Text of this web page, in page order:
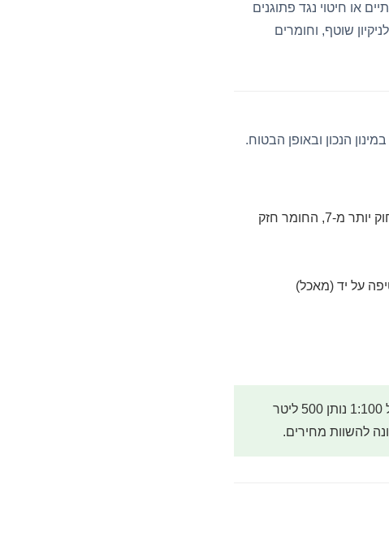
או חיטוי נגד פתוגנים
שוטף, וחומרים
הנכון ובאופן הבטוח.
- מספר בין 0 ל-14. ניטרלי=7, חומצי=מתחת ל-7, בסיסי=מעל 7. ככל שהערך רחוק יותר מ-7, החומר חזק
מיהול נכון הוא המפתח לחיסכון אמיתי. חומר מרוכז של 5 ליטר שמומהל 1:100 נותן 500 ליטר
להשוות מחירים.